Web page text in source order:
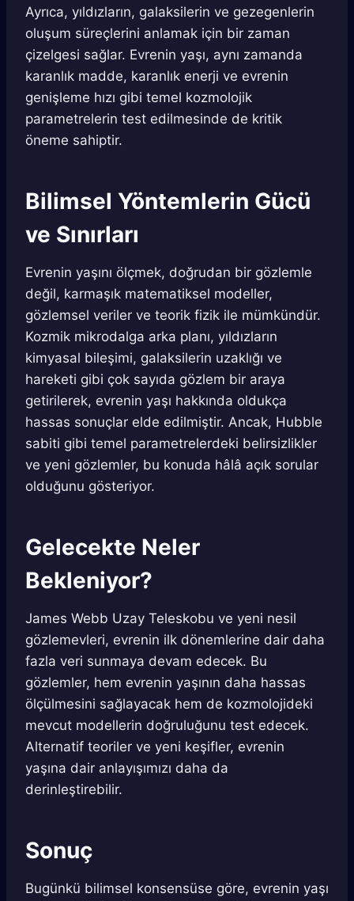
Ayrıca, yıldızların, galaksilerin ve gezegenlerin
oluşum süreçlerini anlamak için bir zaman
çizelgesi sağlar. Evrenin yaşı, aynı zamanda
karanlık madde, karanlık enerji ve evrenin
genişleme hızı gibi temel kozmolojik
parametrelerin test edilmesinde de kritik
öneme sahiptir.
Bilimsel Yöntemlerin Gücü
ve Sınırları
Evrenin yaşını ölçmek, doğrudan bir gözlemle
değil, karmaşık matematiksel modeller,
gözlemsel veriler ve teorik fizik ile mümkündür.
Kozmik mikrodalga arka planı, yıldızların
kimyasal bileşimi, galaksilerin uzaklığı ve
hareketi gibi çok sayıda gözlem bir araya
getirilerek, evrenin yaşı hakkında oldukça
hassas sonuçlar elde edilmiştir. Ancak, Hubble
sabiti gibi temel parametrelerdeki belirsizlikler
ve yeni gözlemler, bu konuda hâlâ açık sorular
olduğunu gösteriyor.
Gelecekte Neler
Bekleniyor?
James Webb Uzay Teleskobu ve yeni nesil
gözlemevleri, evrenin ilk dönemlerine dair daha
fazla veri sunmaya devam edecek. Bu
gözlemler, hem evrenin yaşının daha hassas
ölçülmesini sağlayacak hem de kozmolojideki
mevcut modellerin doğruluğunu test edecek.
Alternatif teoriler ve yeni keşifler, evrenin
yaşına dair anlayışımızı daha da
derinleştirebilir.
Sonuç
Bugünkü bilimsel konsensüse göre, evrenin yaşı